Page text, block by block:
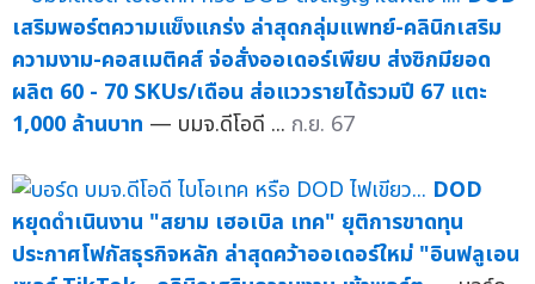
เสริมพอร์ตความแข็งแกร่ง ล่าสุดกลุ่มแพทย์-คลินิกเสริม
ความงาม-คอสเมติคส์ จ่อสั่งออเดอร์เพียบ ส่งซิกมียอด
ผลิต 60 - 70 SKUs/เดือน ส่อแววรายได้รวมปี 67 แตะ
1,000 ล้านบาท — บมจ.ดีโอดี ... ก.ย. 67
DOD
หยุดดำเนินงาน "สยาม เฮอเบิล เทค" ยุติการขาดทุน
ประกาศโฟกัสธุรกิจหลัก ล่าสุดคว้าออเดอร์ใหม่ "อินฟลูเอน